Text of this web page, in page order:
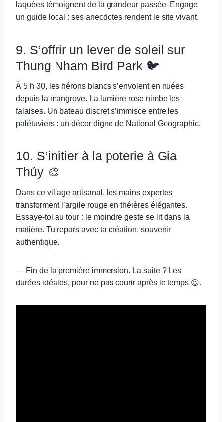
laquées témoignent de la grandeur passée. Engage
un guide local : ses anecdotes rendent le site vivant.
9. S’offrir un lever de soleil sur
Thung Nham Bird Park 🐦
À 5 h 30, les hérons blancs s’envolent en nuées
depuis la mangrove. La lumière rose nimbe les
falaises. Un bateau discret s’immisce entre les
palétuviers : un décor digne de National Geographic.
10. S’initier à la poterie à Gia
Thủy 🎨
Dans ce village artisanal, les mains expertes
transforment l’argile rouge en théières élégantes.
Essaye-toi au tour : le moindre geste se lit dans la
matière. Tu repars avec ta création, souvenir
authentique.
— Fin de la première immersion. La suite ? Les
durées idéales, pour ne pas courir après le temps 😉.